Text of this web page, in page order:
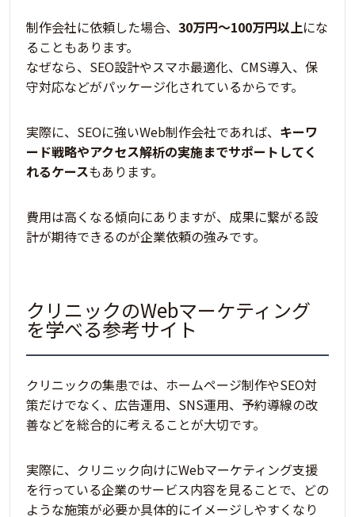
制作会社に依頼した場合、 30万円〜100万円以上にな
ることもあります。
なぜなら、SEO設計やスマホ最適化、CMS導入、保
守対応などがパッケージ化されているからです。
実際に、SEOに強いWeb制作会社であれば、 キーワ
ード戦略やアクセス解析の実施までサポートしてく
れるケースもあります。
費用は高くなる傾向にありますが、成果に繋がる設
計が期待できるのが企業依頼の強みです。
クリニックのWebマーケティング
を学べる参考サイト
クリニックの集患では、ホームページ制作やSEO対
策だけでなく、広告運用、SNS運用、予約導線の改
善などを総合的に考えることが大切です。
実際に、クリニック向けにWebマーケティング支援
を行っている企業のサービス内容を見ることで、どの
ような施策が必要か具体的にイメージしやすくなり